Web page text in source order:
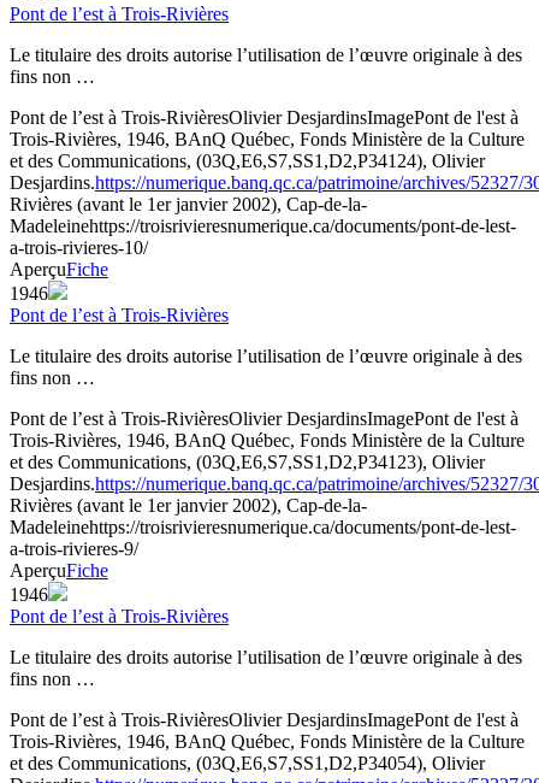
Pont de l’est à Trois-Rivières
Le titulaire des droits autorise l’utilisation de l’œuvre originale à des
fins non …
Pont de l’est à Trois-RivièresOlivier DesjardinsImagePont de l'est à
Trois-Rivières, 1946, BAnQ Québec, Fonds Ministère de la Culture
et des Communications, (03Q,E6,S7,SS1,D2,P34124), Olivier
Desjardins.https://numerique.banq.qc.ca/patrimoine/archives/52327/
Rivières (avant le 1er janvier 2002), Cap-de-la-
Madeleinehttps://troisrivieresnumerique.ca/documents/pont-de-lest-
a-trois-rivieres-10/
AperçuFiche
1946
Pont de l’est à Trois-Rivières
Le titulaire des droits autorise l’utilisation de l’œuvre originale à des
fins non …
Pont de l’est à Trois-RivièresOlivier DesjardinsImagePont de l'est à
Trois-Rivières, 1946, BAnQ Québec, Fonds Ministère de la Culture
et des Communications, (03Q,E6,S7,SS1,D2,P34123), Olivier
Desjardins.https://numerique.banq.qc.ca/patrimoine/archives/52327/
Rivières (avant le 1er janvier 2002), Cap-de-la-
Madeleinehttps://troisrivieresnumerique.ca/documents/pont-de-lest-
a-trois-rivieres-9/
AperçuFiche
1946
Pont de l’est à Trois-Rivières
Le titulaire des droits autorise l’utilisation de l’œuvre originale à des
fins non …
Pont de l’est à Trois-RivièresOlivier DesjardinsImagePont de l'est à
Trois-Rivières, 1946, BAnQ Québec, Fonds Ministère de la Culture
et des Communications, (03Q,E6,S7,SS1,D2,P34054), Olivier